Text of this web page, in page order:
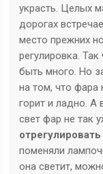
украсть. Целых
дорогах
место прежних
регулировка.
быть много. Но
на том, что фара
горит и ладно. А
свет фар не так
поменяли
она светит,